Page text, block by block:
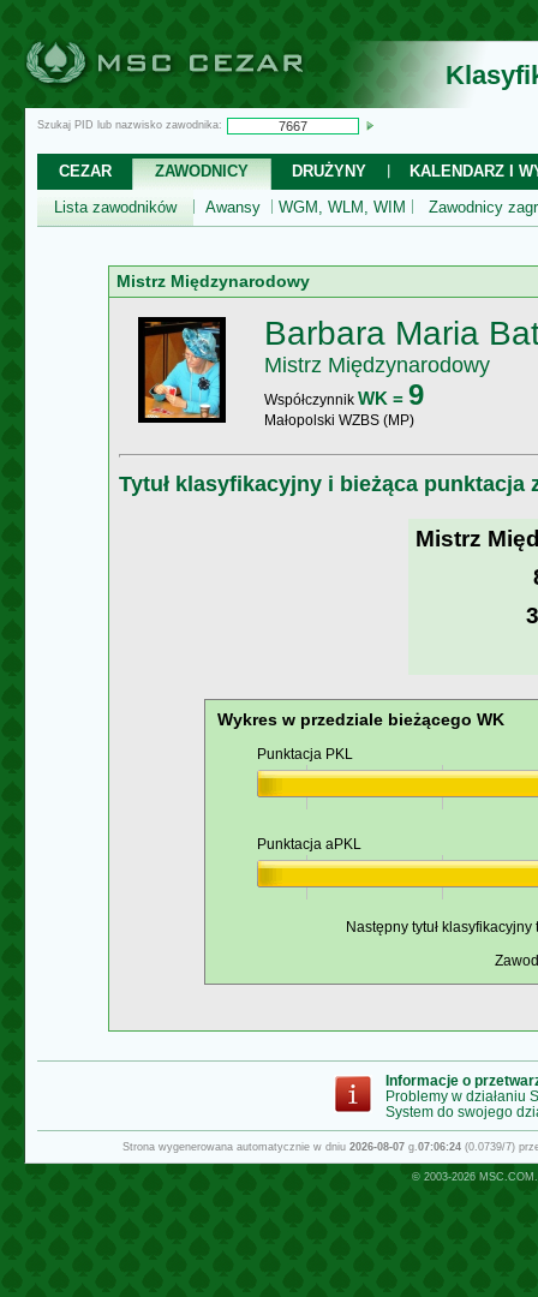
Szukaj PID lub nazwisko zawodnika:
CEZAR ZAWODNICY DRUŻYNY
KALENDARZ I
Lista zawodników
Awansy WGM, WLM, WIM Zawodnicy
Mistrz Międzynarodowy
Barbara Maria
Mistrz Międzynarodowy
Współczynnik WK = 9
Małopolski WZBS (MP)
Tytuł klasyfikacyjny i bieżąca punktacja
Mistrz
Wykres w przedziale bieżącego WK
Punktacja PKL
Punktacja aPKL
Następny tytuł klasyfikacyjny
Informacje o
Problemy w działaniu
System do swojego
Strona wygenerowana automatycznie w dniu 2026-08-07g.07:06:24(0.0739/7)
© 2003-2026